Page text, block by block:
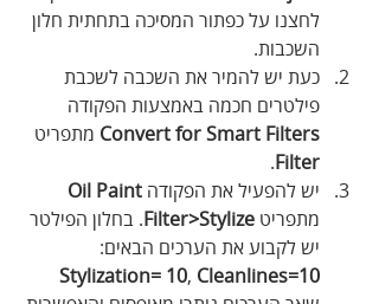
לחצנו על כפתור המסיכה בתחתית חלון
השכבות.
כעת יש להמיר את השכבה לשכבת
פילטרים חכמה באמצעות הפקודה
Convert for Smart Filters מתפריט
Filter
.
יש להפעיל את הפקודה Oil Paint
מתפריט Filter>Stylize. בחלון הפילטר
יש לקבוע את הערכים הבאים:
Stylization= 10, Cleanlines=10